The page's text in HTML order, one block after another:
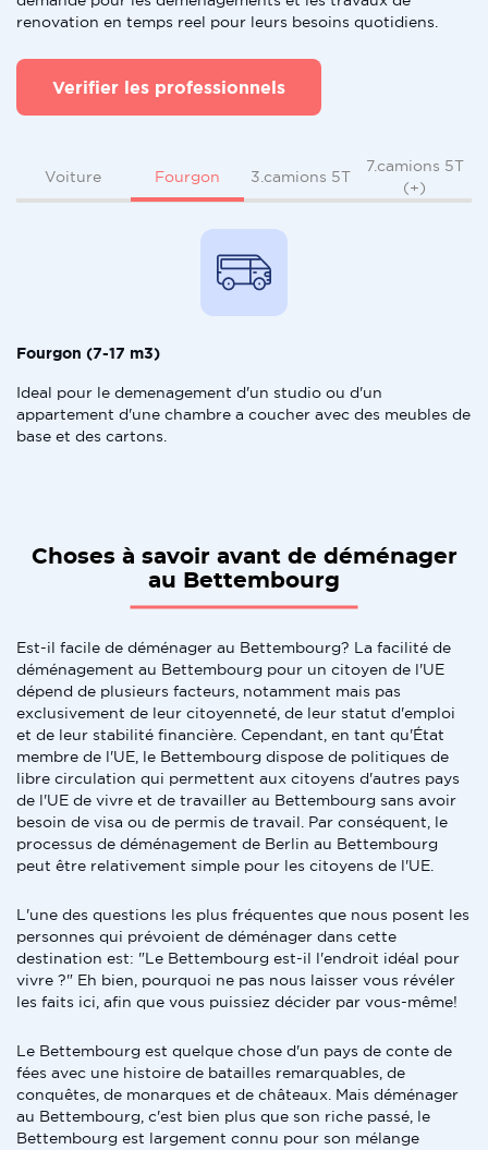
renovation en temps reel pour leurs besoins quotidiens.
Verifier les professionnels
Voiture Fourgon 3.camions 5T
7.camions 5T
(+)
Fourgon (7-17 m3)
Ideal pour le demenagement d'un studio ou d'un
appartement d'une chambre a coucher avec des meubles de
base et des cartons.
Choses à savoir avant de déménager
au Bettembourg
Est-il facile de déménager au Bettembourg? La facilité de
déménagement au Bettembourg pour un citoyen de l'UE
dépend de plusieurs facteurs, notamment mais pas
exclusivement de leur citoyenneté, de leur statut d'emploi
et de leur stabilité financière. Cependant, en tant qu'État
membre de l'UE, le Bettembourg dispose de politiques de
libre circulation qui permettent aux citoyens d'autres pays
de l'UE de vivre et de travailler au Bettembourg sans avoir
besoin de visa ou de permis de travail. Par conséquent, le
processus de déménagement de Berlin au Bettembourg
peut être relativement simple pour les citoyens de l'UE.
L'une des questions les plus fréquentes que nous posent les
personnes qui prévoient de déménager dans cette
destination est: "Le Bettembourg est-il l'endroit idéal pour
vivre ?" Eh bien, pourquoi ne pas nous laisser vous révéler
les faits ici, afin que vous puissiez décider par vous-même!
Le Bettembourg est quelque chose d'un pays de conte de
fées avec une histoire de batailles remarquables, de
conquêtes, de monarques et de châteaux. Mais déménager
au Bettembourg, c'est bien plus que son riche passé, le
Bettembourg est largement connu pour son mélange